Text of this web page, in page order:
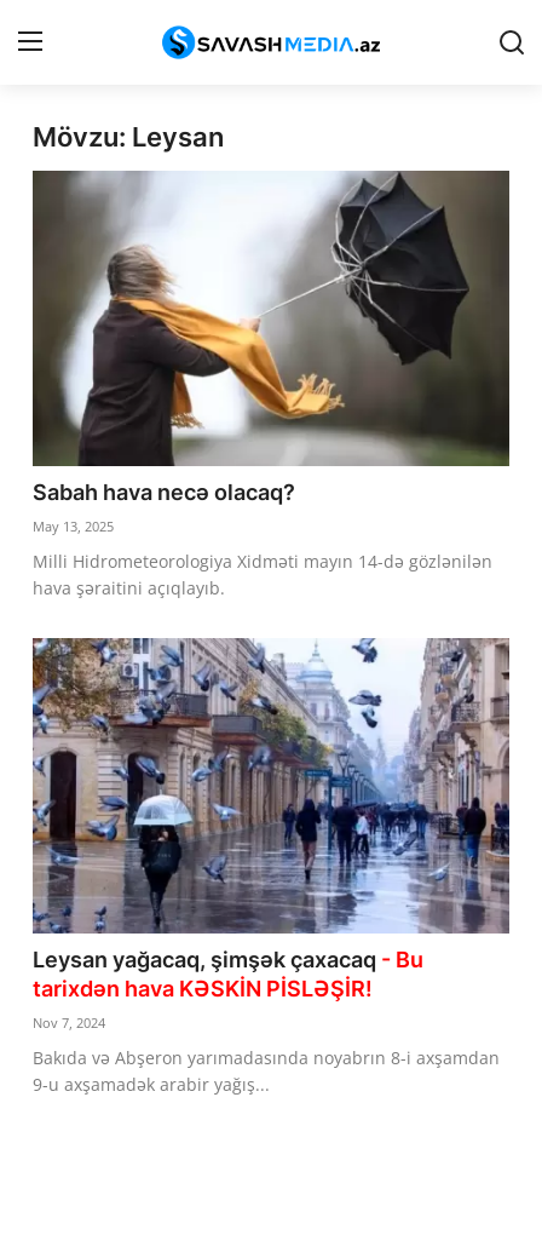
Haqqımızda
Peşə etikası
Reklam
Gündəm
Siyasət
İqtisadiyyat
Hadisə
Dünya
Cəmiyyət
İdman
Kriminal
Mövqe
Maraqlı
Sağlıq
Digər
Mövzu: Leysan
Sabah hava necə olacaq?
May 13, 2025
Milli Hidrometeorologiya Xidməti mayın 14-də gözlənilən
hava şəraitini açıqlayıb.
Leysan yağacaq, şimşək çaxacaq - Bu
tarixdən hava KƏSKİN PİSLƏŞİR!
Nov 7, 2024
Bakıda və Abşeron yarımadasında noyabrın 8-i axşamdan
9-u axşamadək arabir yağış...